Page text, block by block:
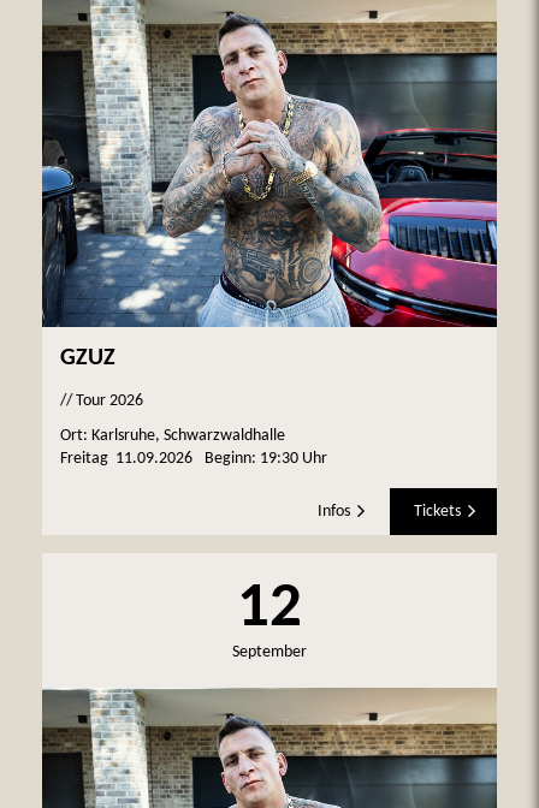
GZUZ
// Tour 2026
Ort: Karlsruhe, Schwarzwaldhalle
Freitag 11.09.2026 Beginn: 19:30 Uhr
Infos Tickets
12
September